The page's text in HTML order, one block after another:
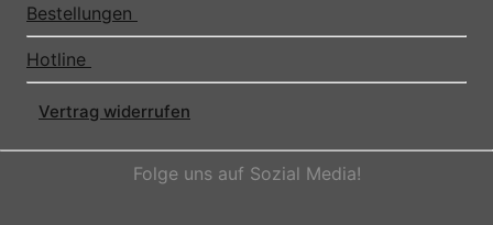
Bestellungen
Hotline
Vertrag widerrufen
Folge uns auf Sozial Media!